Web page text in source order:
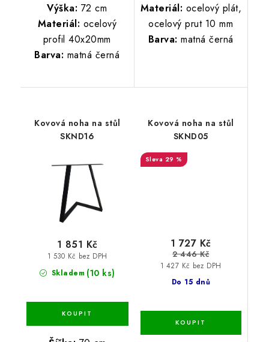
Výška: 72 cm
Materiál: ocelový
profil 40x20mm
Barva: matná černá
Materiál: ocelový plát,
ocelový prut 10 mm
Barva: matná černá
Kovová noha na stůl
SKND16
Skladem (10 ks)
1 530 Kč bez DPH
1 851 Kč
Kovová noha na stůl
SKND05
29 %
Do 15 dnů
1 427 Kč bez DPH
1 727 Kč
2 446 Kč